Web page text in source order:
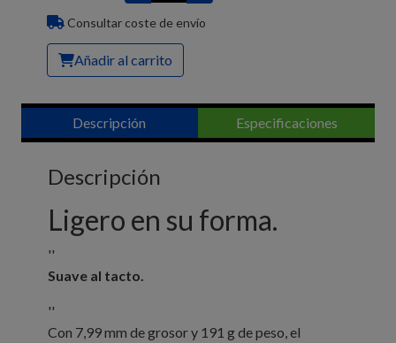
Consultar coste de envío
Añadir al carrito
Descripción Especificaciones
Descripción
Ligero en su forma.
''
Suave al tacto.
''
Con 7,99 mm de grosor y 191 g de peso, el